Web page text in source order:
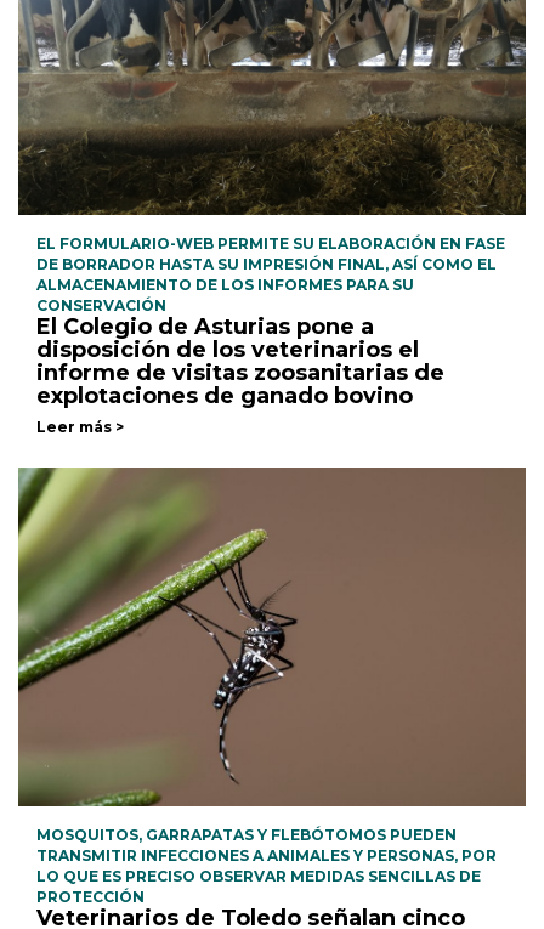
EL FORMULARIO-WEB PERMITE SU ELABORACIÓN EN FASE
DE BORRADOR HASTA SU IMPRESIÓN FINAL, ASÍ COMO EL
ALMACENAMIENTO DE LOS INFORMES PARA SU
CONSERVACIÓN
El Colegio de Asturias pone a
disposición de los veterinarios el
informe de visitas zoosanitarias de
explotaciones de ganado bovino
Leer más >
MOSQUITOS, GARRAPATAS Y FLEBÓTOMOS PUEDEN
TRANSMITIR INFECCIONES A ANIMALES Y PERSONAS, POR
LO QUE ES PRECISO OBSERVAR MEDIDAS SENCILLAS DE
PROTECCIÓN
Veterinarios de Toledo señalan cinco